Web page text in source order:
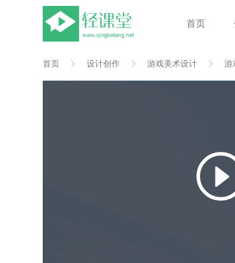
首页
首页 设计创作 游戏美术设计 游